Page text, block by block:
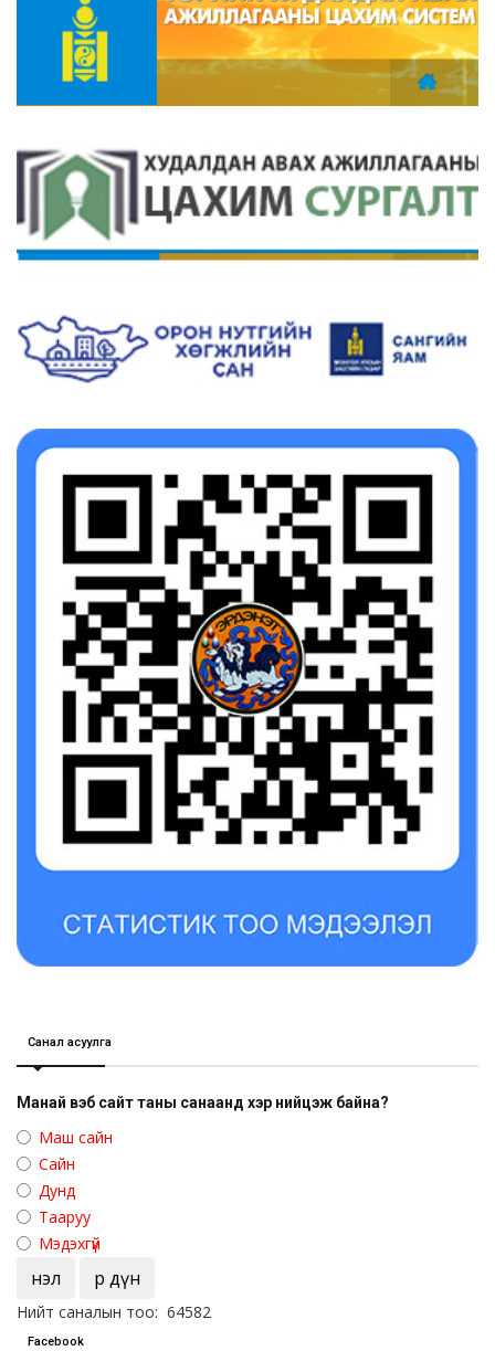
Санал асуулга
Манай вэб сайт таны санаанд хэр нийцэж байна?
Маш сайн
Сайн
Дунд
Тааруу
Мэдэхгүй
Үнэл Үр дүн
Нийт саналын тоо: 64582
Facebook